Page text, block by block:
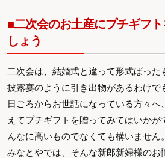
■二次会のお土産にプチギフ
しょう
二次会は、結婚式と違って形式ばった
披露宴のように引き出物があるわけで
日ごろからお世話になっている方々へ
えてプチギフトを贈ってみてはいかが
んなに高いものでなくても構いません。
みなとやでは、そんな新郎新婦様のお